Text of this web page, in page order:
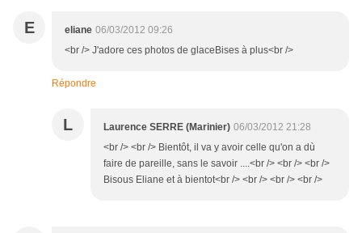
E eliane 06/03/2012 09:26
<br /> J'adore ces photos de glaceBises à plus<br />
Répondre
L Laurence SERRE (Marinier) 06/03/2012 21:28
<br /> <br /> Bientôt, il va y avoir celle qu'on a dù
faire de pareille, sans le savoir ....<br /> <br /> <br />
Bisous Eliane et à bientot<br /> <br /> <br /> <br />